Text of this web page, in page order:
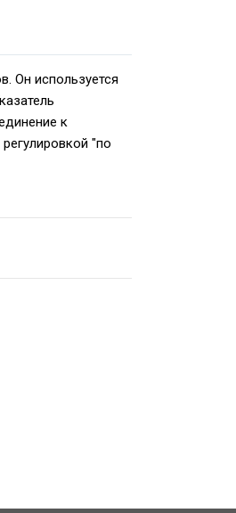
Он используется
к
"по